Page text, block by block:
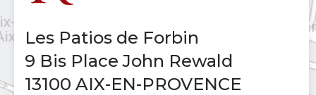
Les Patios de Forbin
9 Bis Place John Rewald
13100 AIX-EN-PROVENCE